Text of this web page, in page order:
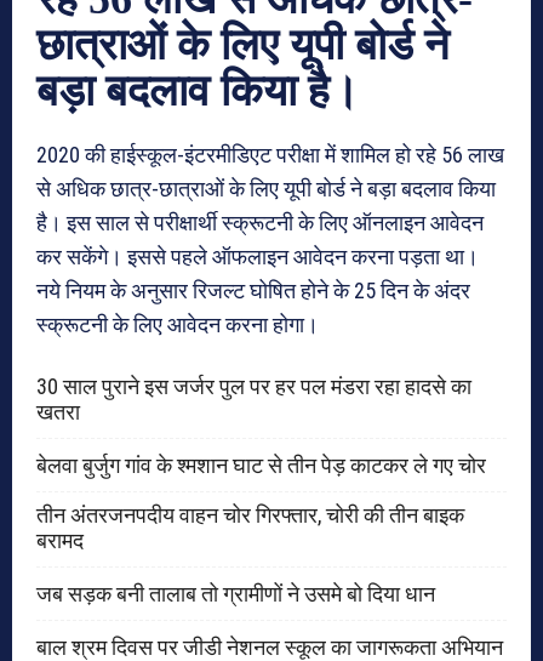
छात्राओं के लिए यूपी बोर्ड ने
बड़ा बदलाव किया है।
2020 की हाईस्कूल-इंटरमीडिएट परीक्षा में शामिल हो रहे 56 लाख
से अधिक छात्र-छात्राओं के लिए यूपी बोर्ड ने बड़ा बदलाव किया
है। इस साल से परीक्षार्थी स्क्रूटनी के लिए ऑनलाइन आवेदन
कर सकेंगे। इससे पहले ऑफलाइन आवेदन करना पड़ता था।
नये नियम के अनुसार रिजल्ट घोषित होने के 25 दिन के अंदर
स्क्रूटनी के लिए आवेदन करना होगा।
30 साल पुराने इस जर्जर पुल पर हर पल मंडरा रहा हादसे का
खतरा
बेलवा बुर्जुग गांव के श्मशान घाट से तीन पेड़ काटकर ले गए चोर
तीन अंतरजनपदीय वाहन चोर गिरफ्तार, चोरी की तीन बाइक
बरामद
जब सड़क बनी तालाब तो ग्रामीणों ने उसमे बो दिया धान
बाल श्रम दिवस पर जीडी नेशनल स्कूल का जागरूकता अभियान